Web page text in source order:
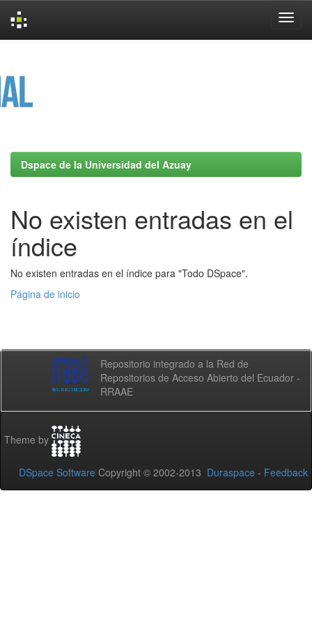
Dspace de la Universidad del Azuay
No existen entradas en el
índice
No existen entradas en el índice para "Todo DSpace".
Página de inicio
Repositorio integrado a la Red de
Repositorios de Acceso Abierto del Ecuador -
RRAAE
Theme by
DSpace Software Copyright © 2002-2013 Duraspace - Feedback